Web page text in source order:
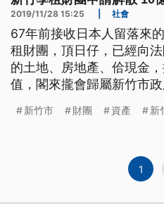
2019/11/28 15:25 社會
67年前接收日本人留落來
租財團，頂日仔，已經向
的土地、房地產、佮現金
值，閣來攏會歸屬新竹市
今宣佈解散，嘛是實現轉
裡面，據了解學租財團是在
新竹市 財團 資產 新
1